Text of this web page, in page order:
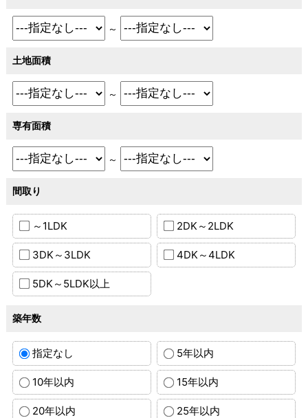
～
土地面積
～
専有面積
～
間取り
～1LDK 2DK～2LDK
3DK～3LDK 4DK～4LDK
5DK～5LDK以上
築年数
指定なし 5年以内
10年以内 15年以内
20年以内 25年以内